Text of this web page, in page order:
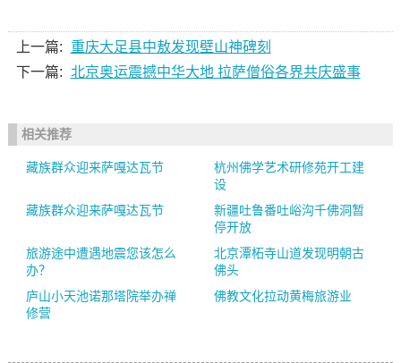
上一篇:
重庆大足县中敖发现壁山神碑刻
下一篇: 北京奥运震撼中华大地 拉萨僧俗各界共庆盛事
相关推荐
藏族群众迎来萨嘎达瓦节
杭州佛学艺术研修苑开工建
设
藏族群众迎来萨嘎达瓦节
新疆吐鲁番吐峪沟千佛洞暂
停开放
旅游途中遭遇地震您该怎么
办？
北京潭柘寺山道发现明朝古
佛头
庐山小天池诺那塔院举办禅
修营
佛教文化拉动黄梅旅游业